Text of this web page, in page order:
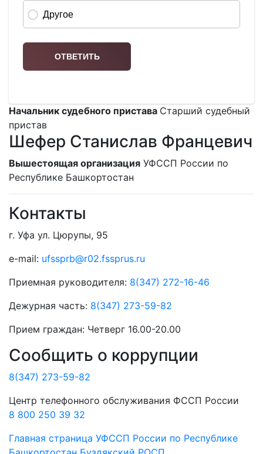
Начальник судебного пристава Старший судебный
пристав
Шефер Станислав Францевич
Вышестоящая организация УФССП России по
Республике Башкортостан
Контакты
г. Уфа ул. Цюрупы, 95
e-mail: ufssprb@r02.fssprus.ru
Приемная руководителя: 8(347) 272-16-46
Дежурная часть: 8(347) 273-59-82
Прием граждан: Четверг 16.00-20.00
Сообщить о коррупции
8(347) 273-59-82
Центр телефонного обслуживания ФССП России
8 800 250 39 32
Главная страница УФССП России по Республике